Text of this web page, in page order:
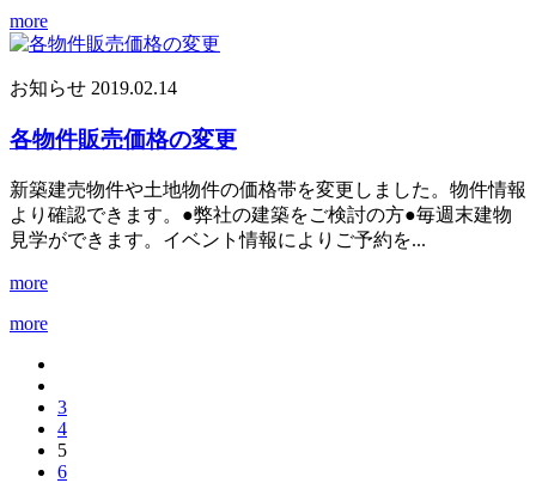
more
お知らせ 2019.02.14
各物件販売価格の変更
新築建売物件や土地物件の価格帯を変更しました。物件情報
より確認できます。●弊社の建築をご検討の方●毎週末建物
見学ができます。イベント情報によりご予約を...
more
more
3
4
5
6